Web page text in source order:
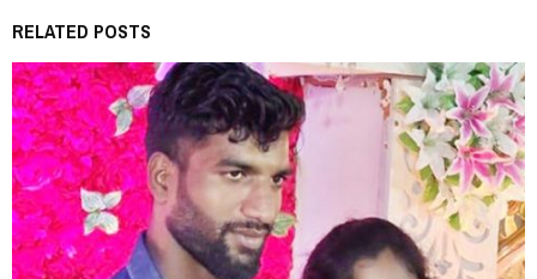
RELATED POSTS